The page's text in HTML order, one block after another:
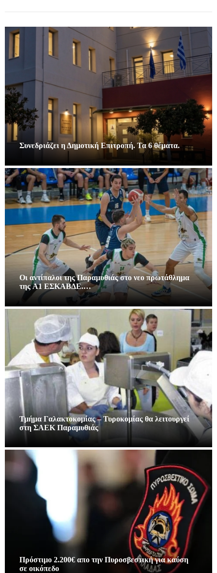
Συνεδριάζει η Δημοτική Επιτροπή. Τα 6 θέματα.
Οι αντίπαλοι της Παραμυθιάς στο νεο πρωτάθλημα
της A1 ΕΣΚΑΒΔΕ.…
Τμήμα Γαλακτοκομίας – Τυροκομίας θα λειτουργεί
στη ΣΑΕΚ Παραμυθιάς
Πρόστιμο 2.200€ απο την Πυροσβεστική για καύση
σε οικόπεδο